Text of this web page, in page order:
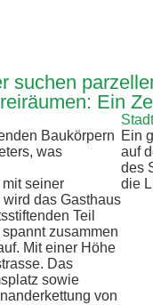
Ein
Baukörpern
was
seiner
das Gasthaus
Teil
zusammen
Mit einer Höhe
Das
sowie
von
Ein
auf
des
die